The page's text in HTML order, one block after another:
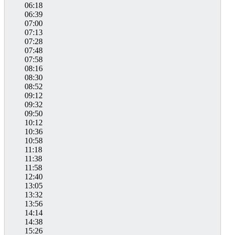
06:18
06:39
07:00
07:13
07:28
07:48
07:58
08:16
08:30
08:52
09:12
09:32
09:50
10:12
10:36
10:58
11:18
11:38
11:58
12:40
13:05
13:32
13:56
14:14
14:38
15:26